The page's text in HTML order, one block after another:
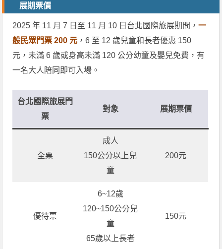
展期票價
2025 年 11 月 7 日至 11 月 10 日台北國際旅展期間，一
般民眾門票 200 元 ，6 至 12 歲兒童和長者優惠 150
元，未滿 6 歲或身高未滿 120 公分幼童及嬰兒免費，有
一名大人陪同即可入場。
台北國際旅展門
票
對象 展期票價
全票
成人
150公分以上兒
童
200元
優待票
6~12歲
120~150公分兒
童
65歲以上長者
150元